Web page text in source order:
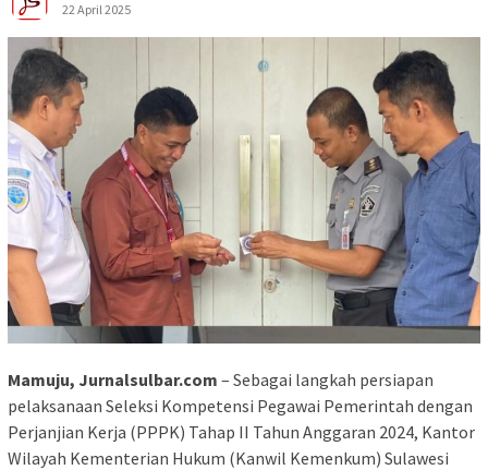
22 April 2025
Mamuju, Jurnalsulbar.com – Sebagai langkah persiapan
pelaksanaan Seleksi Kompetensi Pegawai Pemerintah dengan
Perjanjian Kerja (PPPK) Tahap II Tahun Anggaran 2024, Kantor
Wilayah Kementerian Hukum (Kanwil Kemenkum) Sulawesi